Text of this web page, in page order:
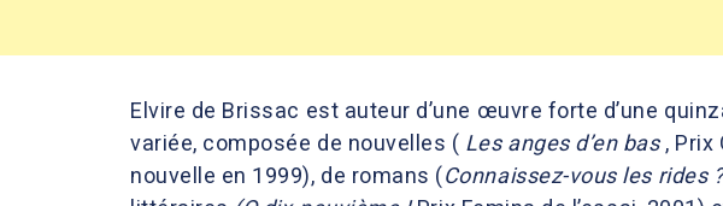
Elvire de Brissac est auteur d’une œuvre forte d’une
variée, composée de nouvelles ( Les anges d’en bas , Prix
nouvelle en 1999), de romans (Connaissez-vous les rides